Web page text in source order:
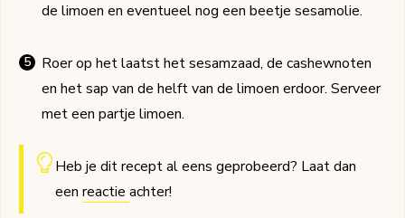
de limoen en eventueel nog een beetje sesamolie.
Roer op het laatst het sesamzaad, de cashewnoten
en het sap van de helft van de limoen erdoor. Serveer
met een partje limoen.
Heb je dit recept al eens geprobeerd? Laat dan
een reactie achter!